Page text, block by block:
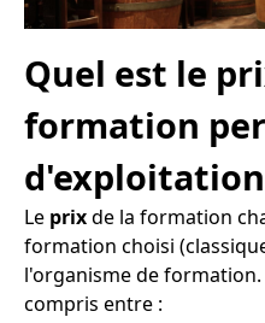
Quel est le
formation
Le prixde la formation
formation choisi
l'organisme de
compris entre :